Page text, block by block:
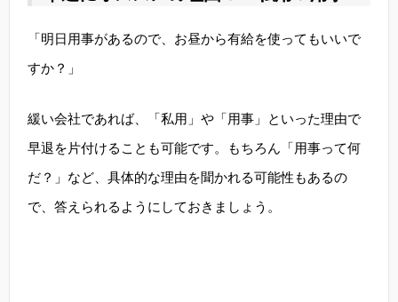
「明日用事があるので、お昼から有給を使ってもいいで
すか？」
緩い会社であれば、「私用」や「用事」といった理由で
早退を片付けることも可能です。もちろん「用事って何
だ？」など、具体的な理由を聞かれる可能性もあるの
で、答えられるようにしておきましょう。